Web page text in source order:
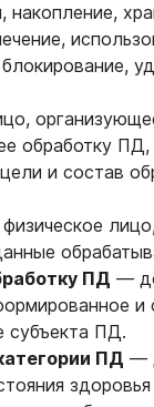
накопление,
обработку ПД,
и состав
ПД —
и
субъекта ПД.
ПД —